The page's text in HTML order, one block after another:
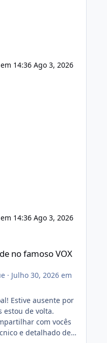
14:36 Ago 3, 2026
14:36 Ago 3, 2026
no famoso VOX
· Julho 30, 2026 em
Estive ausente por
estou de volta.
com vocês
e detalhado de